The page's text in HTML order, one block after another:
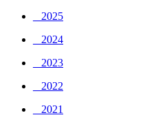
_ 2025
_ 2024
_ 2023
_ 2022
_ 2021